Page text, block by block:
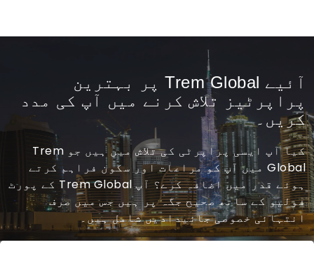
آئیے Trem Global پر بہترین
پراپرٹیز تلاش کرنے میں آپ کی مدد
کریں۔
کیا آپ ایسی پراپرٹی کی تلاش میں ہیں جو Trem
Global میں آپ کو مراعات اور سکون فراہم کرتے
ہوئے قدر میں اضافہ کرے؟ آپ Trem Global کے پورٹ
فولیو کے ساتھ صحیح جگہ پر ہیں جس میں صرف
انتہائی خصوصی جائیدادیں شامل ہیں۔